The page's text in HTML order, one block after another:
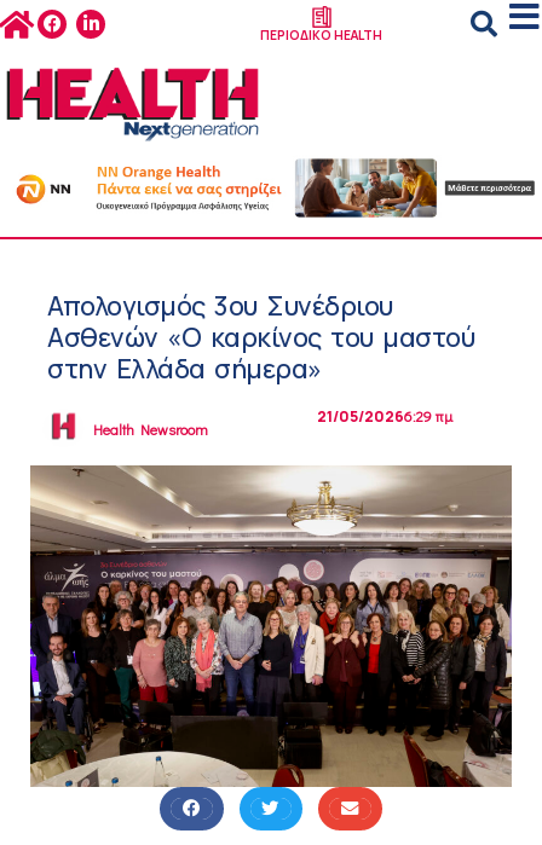
ΠΕΡΙΟΔΙΚΟ HEALTH
Απολογισμός 3ου Συνέδριου
Ασθενών «Ο καρκίνος του μαστού
στην Ελλάδα σήμερα»
Health Newsroom
21/05/20266:29 πμ